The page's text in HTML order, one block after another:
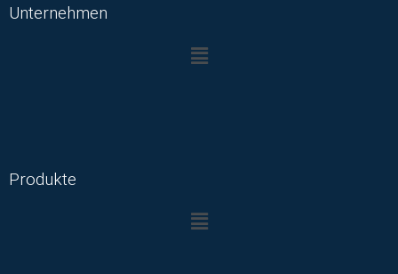
Unternehmen
Produkte